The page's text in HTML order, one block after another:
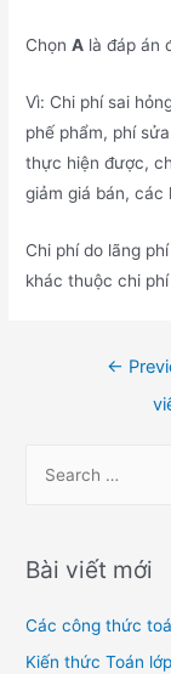
ChọnA là đáp án
Vì: Chi phí sai
phế phẩm, phí
thực hiện được,
giảm giá bán, các
Chi phí do lãng
khác thuộc chi
←
r
h
f
Bài viết mới
Các công thức
Kiến thức Toán